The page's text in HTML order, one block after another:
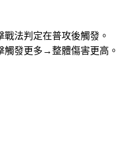
法判定在普攻後觸發。
發更多→整體傷害更高。